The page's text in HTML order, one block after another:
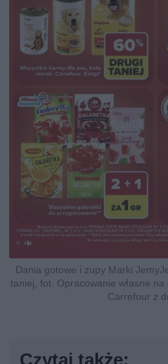
Dania gotowe i zupy Marki
taniej, fot. Opracowanie własne
Carrefour z